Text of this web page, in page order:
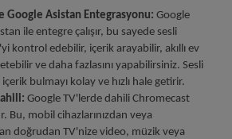
Google Asistan Entegrasyonu: Google
ile entegre çalışır, bu sayede sesli
kontrol edebilir, içerik arayabilir, akıllı ev
ve daha fazlasını yapabilirsiniz. Sesli
bulmayı kolay ve hızlı hale getirir.
Google TV'lerde dahili Chromecast
Bu, mobil cihazlarınızdan veya
doğrudan TV'nize video, müzik veya